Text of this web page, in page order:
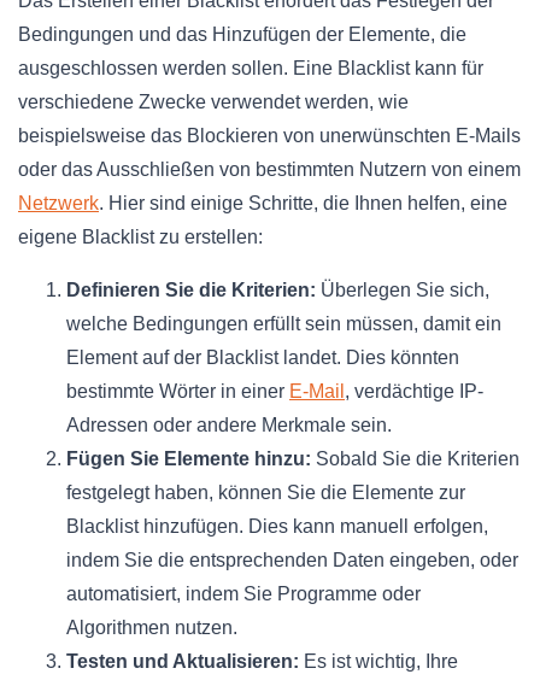
Bedingungen und das Hinzufügen der Elemente, die
ausgeschlossen werden sollen. Eine Blacklist kann für
verschiedene Zwecke verwendet werden, wie
beispielsweise das Blockieren von unerwünschten E-Mails
oder das Ausschließen von bestimmten Nutzern von einem
Netzwerk. Hier sind einige Schritte, die Ihnen helfen, eine
eigene Blacklist zu erstellen:
Definieren Sie die Kriterien: Überlegen Sie sich,
welche Bedingungen erfüllt sein müssen, damit ein
Element auf der Blacklist landet. Dies könnten
bestimmte Wörter in einer E-Mail , verdächtige IP-
Adressen oder andere Merkmale sein.
Fügen Sie Elemente hinzu: Sobald Sie die Kriterien
festgelegt haben, können Sie die Elemente zur
Blacklist hinzufügen. Dies kann manuell erfolgen,
indem Sie die entsprechenden Daten eingeben, oder
automatisiert, indem Sie Programme oder
Algorithmen nutzen.
Testen und Aktualisieren: Es ist wichtig, Ihre